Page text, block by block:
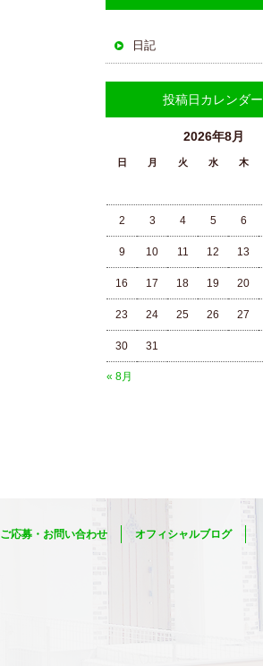
日記
投稿日カレンダー
2026年8月
日 月 火 水 木
« 8月
2 3 4 5 6
9 10 11 12 13
16 17 18 19 20
23 24 25 26 27
30 31
ご応募・お問い合わせ オフィシャルブログ